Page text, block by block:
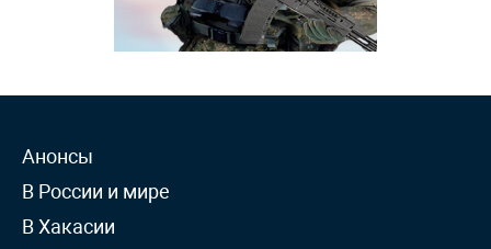
Анонсы
В России и мире
В Хакасии